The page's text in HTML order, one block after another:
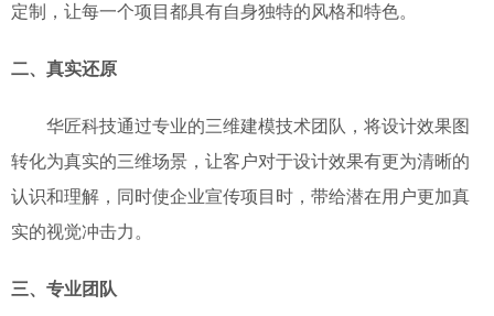
定制，让每一个项目都具有自身独特的风格和特色。
二、真实还原
华匠科技通过专业的三维建模技术团队 ，将设计效果图
转化为真实的三维场景，让客户对于设计效果有更为清晰的
认识和理解 ， 同时使企业宣传项目时，带给潜在用户更加真
实的视觉冲击力 。
三、专业团队